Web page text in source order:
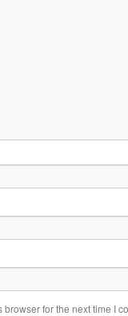
for the next time I